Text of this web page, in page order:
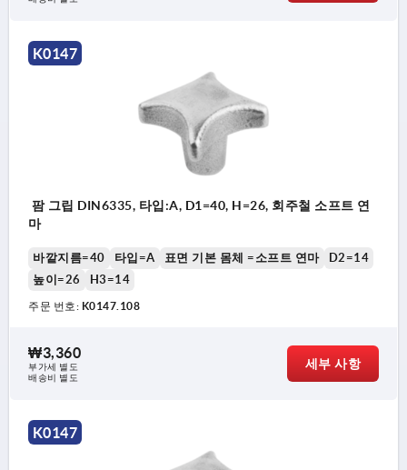
타입 A: 가공되지 않은 원형
타입 B: 관통형 보어홀
타입 D: 나사 뚫려있음
K0147
팜 그립 DIN6335, 타입:A, D1=40, H=26, 회주철 소프트 연
마
바깥지름=40 타입=A 표면 기본 몸체 =소프트 연마
D2=14
높이=26
H3=14
주문 번호: K0147.108
₩3,360
부가세 별도
배송비 별도
세부 사항
K0147